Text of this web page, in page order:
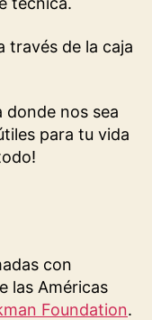
través de la caja
donde nos sea
para tu vida
con
las Américas
Foundation.